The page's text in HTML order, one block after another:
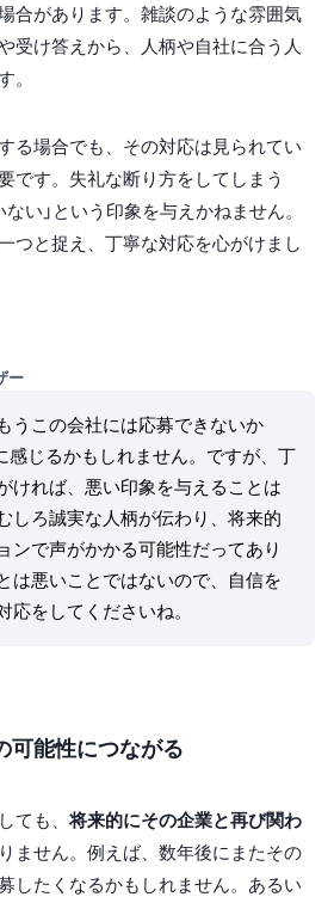
合があります。雑談のような雰囲気
受け答えから、人柄や自社に合う人
。
る場合でも、その対応は見られてい
です。失礼な断り方をしてしまう
い」という印象を与えかねません。
つと捉え、丁寧な対応を心がけまし
ー
うこの会社には応募できないか
感じるかもしれません。ですが、丁
ければ、悪い印象を与えることは
しろ誠実な人柄が伝わり、将来的
ンで声がかかる可能性だってあり
は悪いことではないので、自信を
応をしてくださいね。
可能性につながる
ても、将来的にその企業と再び関わ
ません。例えば、数年後にまたその
したくなるかもしれません。あるい